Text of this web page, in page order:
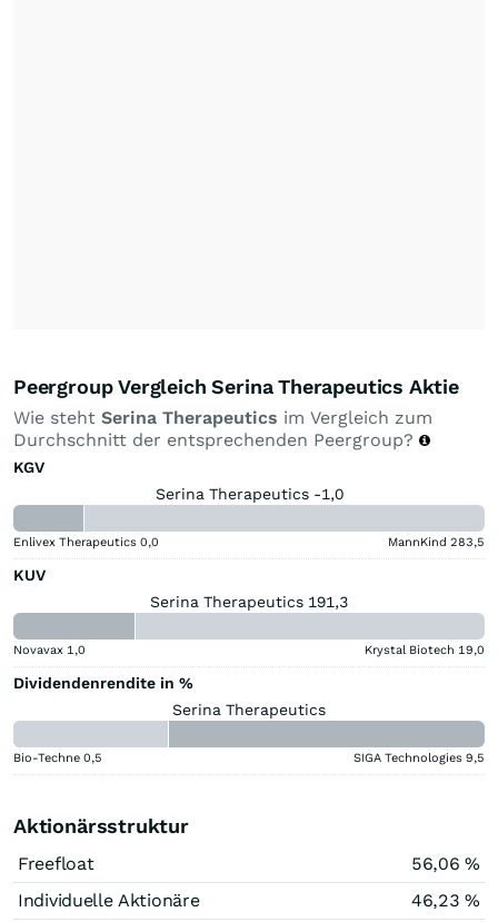
Peergroup Vergleich Serina Therapeutics Aktie
Wie steht Serina Therapeutics im Vergleich zum
Durchschnitt der entsprechenden Peergroup?
KGV
Serina Therapeutics -1,0
Enlivex Therapeutics 0,0 MannKind 283,5
KUV
Serina Therapeutics 191,3
Novavax 1,0 Krystal Biotech 19,0
Dividendenrendite in %
Serina Therapeutics
Bio-Techne 0,5 SIGA Technologies 9,5
Aktionärsstruktur
Freefloat
56,06 %
Individuelle Aktionäre
46,23 %